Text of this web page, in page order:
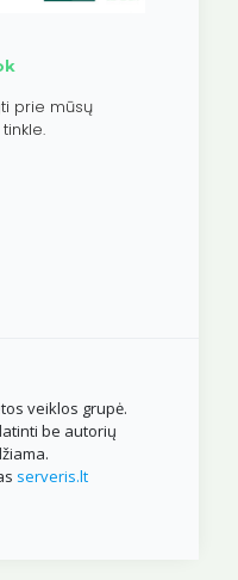
prie mūsų
veiklos grupė.
be autorių
serveris.lt